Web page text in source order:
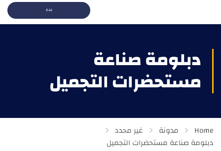
بدء
دبلومة صناعة
مستحضرات التجميل
Home مدونة
غير محدد
دبلومة صناعة مستحضرات التجميل